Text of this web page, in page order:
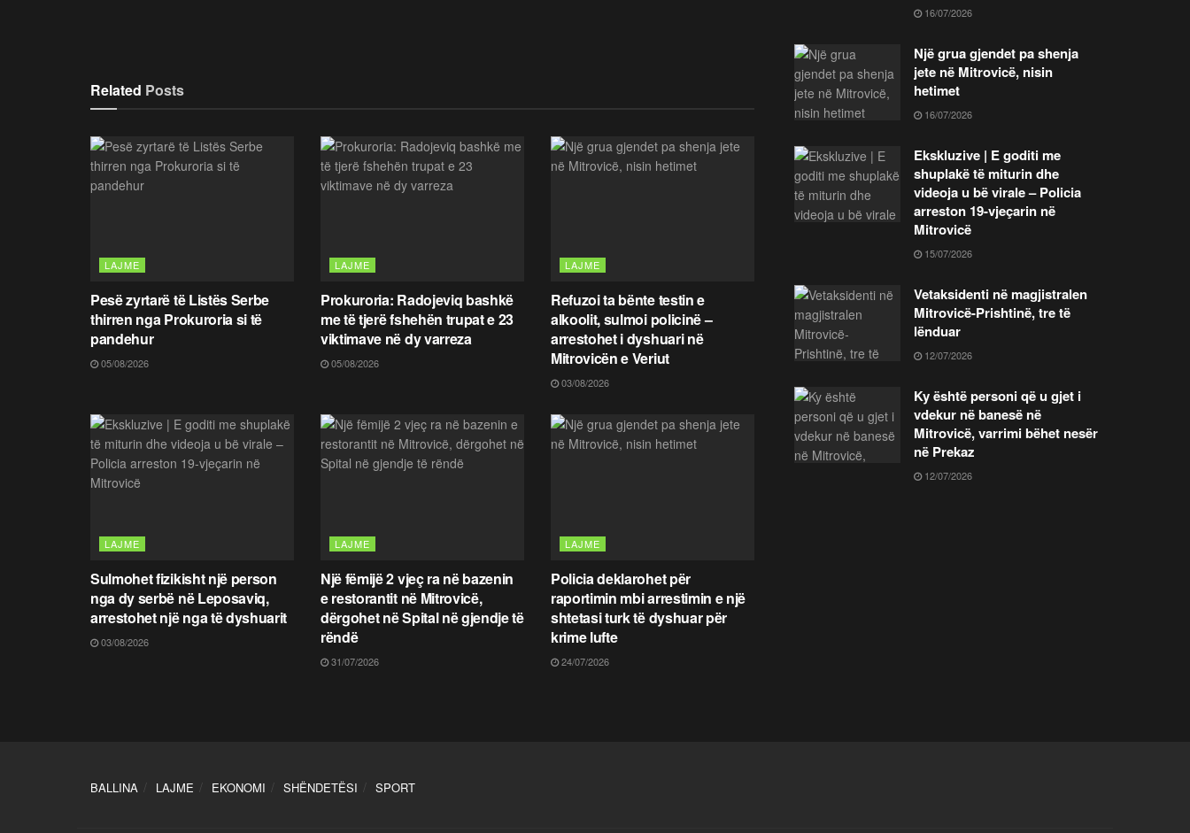
Related Posts
LAJME
Pesë zyrtarë të Listës Serbe
thirren nga Prokuroria si të
pandehur
05/08/2026
LAJME
Prokuroria: Radojeviq bashkë
me të tjerë fshehën trupat e 23
viktimave në dy varreza
05/08/2026
LAJME
Refuzoi ta bënte testin e
alkoolit, sulmoi policinë –
arrestohet i dyshuari në
Mitrovicën e Veriut
03/08/2026
LAJME
Sulmohet fizikisht një person
nga dy serbë në Leposaviq,
arrestohet një nga të dyshuarit
03/08/2026
LAJME
Një fëmijë 2 vjeç ra në bazenin
e restorantit në Mitrovicë,
dërgohet në Spital në gjendje të
rëndë
31/07/2026
LAJME
Policia deklarohet për
raportimin mbi arrestimin e një
shtetasi turk të dyshuar për
krime lufte
24/07/2026
16/07/2026
Një grua gjendet pa shenja
jete në Mitrovicë, nisin
hetimet
16/07/2026
Ekskluzive | E goditi me
shuplakë të miturin dhe
videoja u bë virale – Policia
arreston 19-vjeçarin në
Mitrovicë
15/07/2026
Vetaksidenti në magjistralen
Mitrovicë-Prishtinë, tre të
lënduar
12/07/2026
Ky është personi që u gjet i
vdekur në banesë në
Mitrovicë, varrimi bëhet nesër
në Prekaz
12/07/2026
BALLINA LAJME EKONOMI SHËNDETËSI SPORT